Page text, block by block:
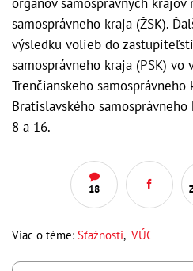
samosprávneho kraja (ŽSK).
výsledku volieb do
samosprávneho kraja (PSK) vo
Trenčianskeho samosprávneho
Bratislavského
8 a 16.
18
Viac o téme: Sťažnosti, VÚC